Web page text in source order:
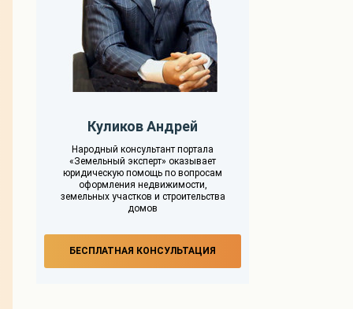
Куликов Андрей
Народный консультант портала
«Земельный эксперт» оказывает
юридическую помощь по вопросам
оформления недвижимости,
земельных участков и строительства
домов
БЕСПЛАТНАЯ КОНСУЛЬТАЦИЯ